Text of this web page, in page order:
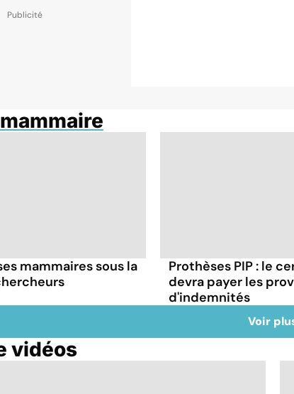
mammaires sous la
Prothèses PIP : le
devra payer les
d'indemnités
Voir
vidéos